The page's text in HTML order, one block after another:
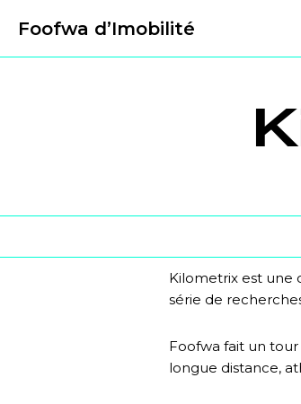
Foofwa d’Imobilité
Kilometrix est une
série de
Foofwa fait un tour
longue distance,